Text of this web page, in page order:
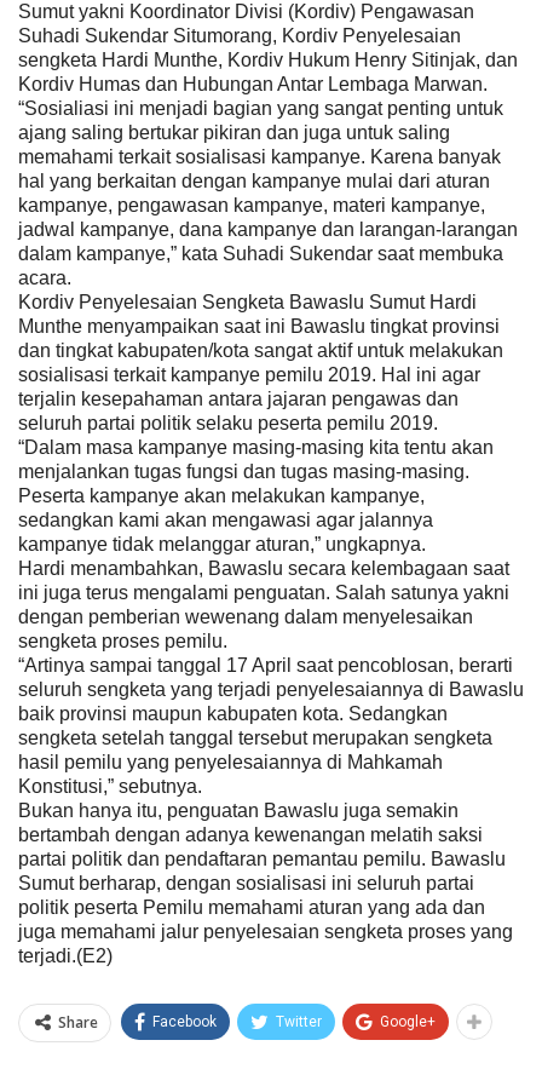
Sumut yakni Koordinator Divisi (Kordiv) Pengawasan
Suhadi Sukendar Situmorang, Kordiv Penyelesaian
sengketa Hardi Munthe, Kordiv Hukum Henry Sitinjak, dan
Kordiv Humas dan Hubungan Antar Lembaga Marwan.
“Sosialiasi ini menjadi bagian yang sangat penting untuk
ajang saling bertukar pikiran dan juga untuk saling
memahami terkait sosialisasi kampanye. Karena banyak
hal yang berkaitan dengan kampanye mulai dari aturan
kampanye, pengawasan kampanye, materi kampanye,
jadwal kampanye, dana kampanye dan larangan-larangan
dalam kampanye,” kata Suhadi Sukendar saat membuka
acara.
Kordiv Penyelesaian Sengketa Bawaslu Sumut Hardi
Munthe menyampaikan saat ini Bawaslu tingkat provinsi
dan tingkat kabupaten/kota sangat aktif untuk melakukan
sosialisasi terkait kampanye pemilu 2019. Hal ini agar
terjalin kesepahaman antara jajaran pengawas dan
seluruh partai politik selaku peserta pemilu 2019.
“Dalam masa kampanye masing-masing kita tentu akan
menjalankan tugas fungsi dan tugas masing-masing.
Peserta kampanye akan melakukan kampanye,
sedangkan kami akan mengawasi agar jalannya
kampanye tidak melanggar aturan,” ungkapnya.
Hardi menambahkan, Bawaslu secara kelembagaan saat
ini juga terus mengalami penguatan. Salah satunya yakni
dengan pemberian wewenang dalam menyelesaikan
sengketa proses pemilu.
“Artinya sampai tanggal 17 April saat pencoblosan, berarti
seluruh sengketa yang terjadi penyelesaiannya di Bawaslu
baik provinsi maupun kabupaten kota. Sedangkan
sengketa setelah tanggal tersebut merupakan sengketa
hasil pemilu yang penyelesaiannya di Mahkamah
Konstitusi,” sebutnya.
Bukan hanya itu, penguatan Bawaslu juga semakin
bertambah dengan adanya kewenangan melatih saksi
partai politik dan pendaftaran pemantau pemilu. Bawaslu
Sumut berharap, dengan sosialisasi ini seluruh partai
politik peserta Pemilu memahami aturan yang ada dan
juga memahami jalur penyelesaian sengketa proses yang
terjadi.(E2)
Share Facebook Twitter Google+